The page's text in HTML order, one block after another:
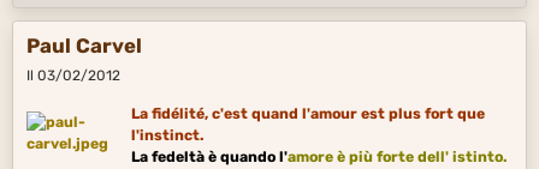
Paul Carvel
Il 03/02/2012
La fidélité, c'est quand l'amour est plus fort que
l'instinct.
La fedeltà è quando l'amoreè più forte dell' istinto.